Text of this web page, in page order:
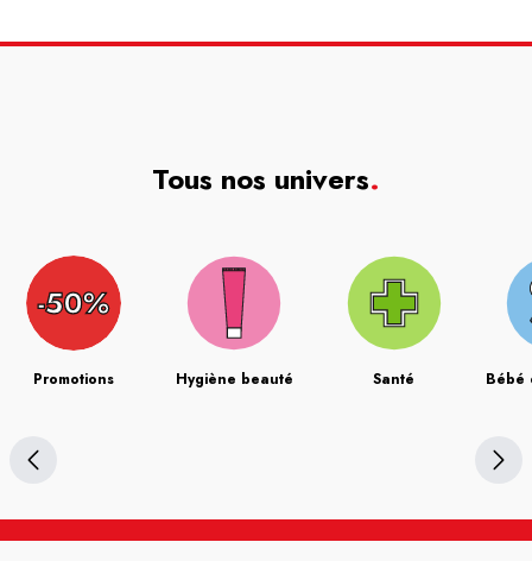
Tous nos univers.
Promotions Hygiène beauté Santé Bébé